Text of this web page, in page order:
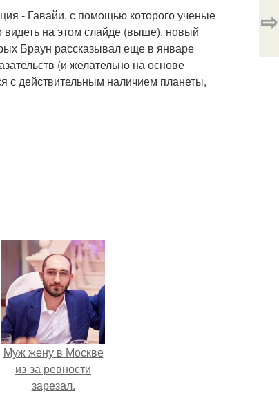
- Гавайи, с помощью которого ученые
на этом слайде (выше), новый
Браун рассказывал еще в январе
(и желательно на основе
с действительным наличием планеты,
⇨
Mуж жену в Москве
из-за ревности
зарезал.